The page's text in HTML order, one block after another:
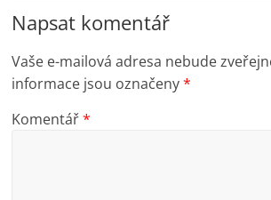
Napsat komentář
Vaše e-mailová adresa nebude
informace jsou označeny*
Komentář*